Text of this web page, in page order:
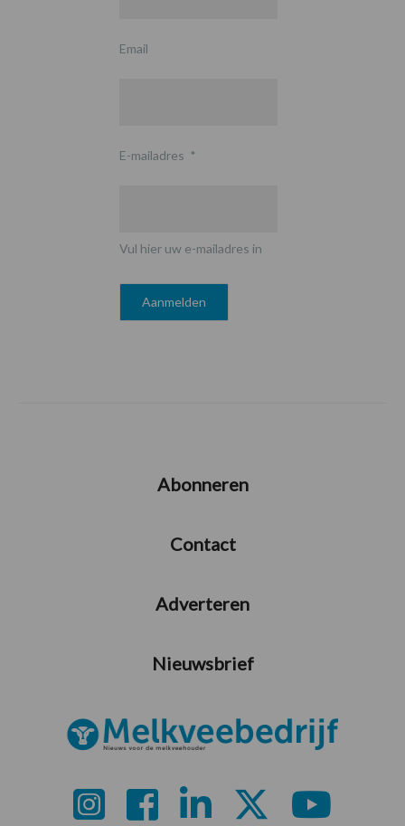
Email
E-mailadres *
Vul hier uw e-mailadres in
Abonneren
Contact
Adverteren
Nieuwsbrief